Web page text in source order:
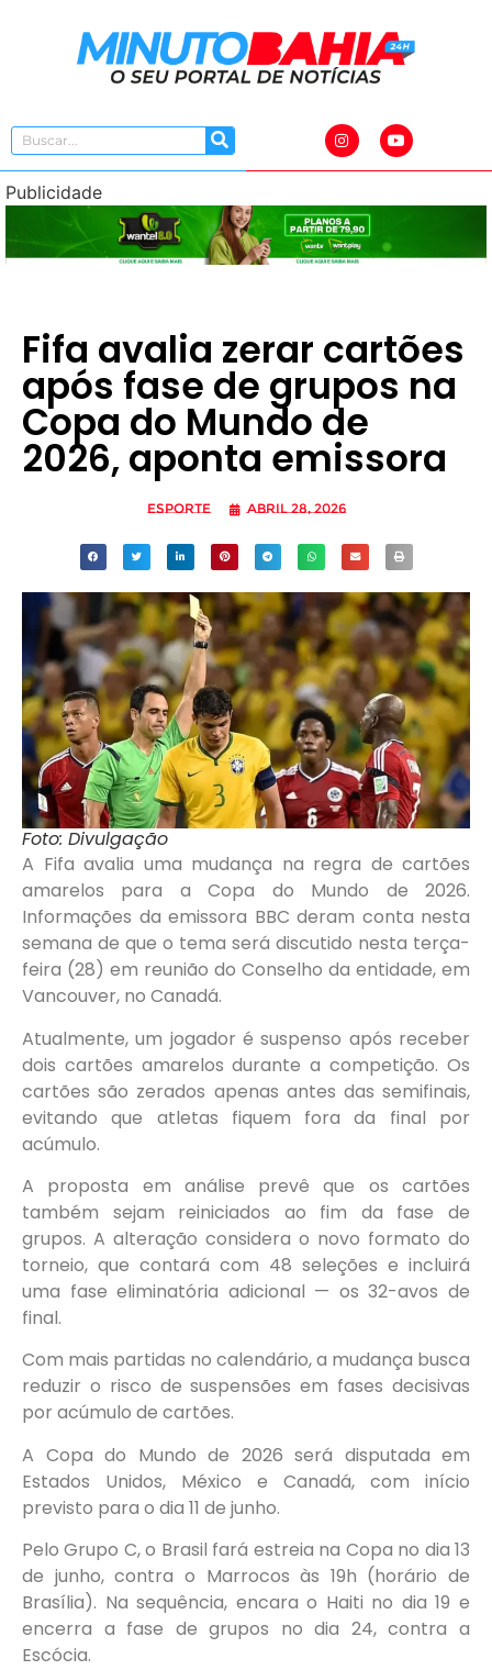
Publicidade
Fifa avalia zerar cartões
após fase de grupos na
Copa do Mundo de
2026, aponta emissora
Esporte abril 28, 2026
Foto: Divulgação
A Fifa avalia uma mudança na regra de cartões
amarelos para a Copa do Mundo de 2026.
Informações da emissora BBC deram conta nesta
semana de que o tema será discutido nesta terça-
feira (28) em reunião do Conselho da entidade, em
Vancouver, no Canadá.
Atualmente, um jogador é suspenso após receber
dois cartões amarelos durante a competição. Os
cartões são zerados apenas antes das semifinais,
evitando que atletas fiquem fora da final por
acúmulo.
A proposta em análise prevê que os cartões
também sejam reiniciados ao fim da fase de
grupos. A alteração considera o novo formato do
torneio, que contará com 48 seleções e incluirá
uma fase eliminatória adicional — os 32-avos de
final.
Com mais partidas no calendário, a mudança busca
reduzir o risco de suspensões em fases decisivas
por acúmulo de cartões.
A Copa do Mundo de 2026 será disputada em
Estados Unidos, México e Canadá, com início
previsto para o dia 11 de junho.
Pelo Grupo C, o Brasil fará estreia na Copa no dia 13
de junho, contra o Marrocos às 19h (horário de
Brasília). Na sequência, encara o Haiti no dia 19 e
encerra a fase de grupos no dia 24, contra a
Escócia.